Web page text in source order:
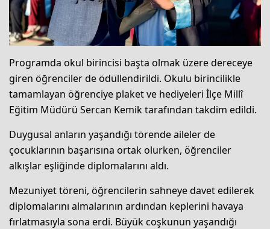
Programda okul birincisi başta olmak üzere dereceye
giren öğrenciler de ödüllendirildi. Okulu birincilikle
tamamlayan öğrenciye plaket ve hediyeleri İlçe Millî
Eğitim Müdürü Sercan Kemik tarafından takdim edildi.
Duygusal anların yaşandığı törende aileler de
çocuklarının başarısına ortak olurken, öğrenciler
alkışlar eşliğinde diplomalarını aldı.
Mezuniyet töreni, öğrencilerin sahneye davet edilerek
diplomalarını almalarının ardından keplerini havaya
fırlatmasıyla sona erdi. Büyük coşkunun yaşandığı